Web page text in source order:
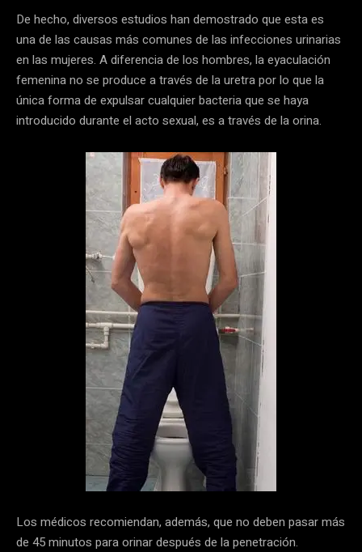
De hecho, diversos estudios han demostrado que esta es
una de las causas más comunes de las infecciones urinarias
en las mujeres. A diferencia de los hombres, la eyaculación
femenina no se produce a través de la uretra por lo que la
única forma de expulsar cualquier bacteria que se haya
introducido durante el acto sexual, es a través de la orina.
Los médicos recomiendan, además, que no deben pasar más
de 45 minutos para orinar después de la penetración.